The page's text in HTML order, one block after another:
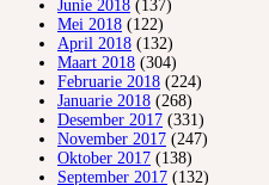
Junie 2018 (137)
Mei 2018 (122)
April 2018 (132)
Maart 2018 (304)
Februarie 2018 (224)
Januarie 2018 (268)
Desember 2017 (331)
November 2017 (247)
Oktober 2017 (138)
September 2017 (132)